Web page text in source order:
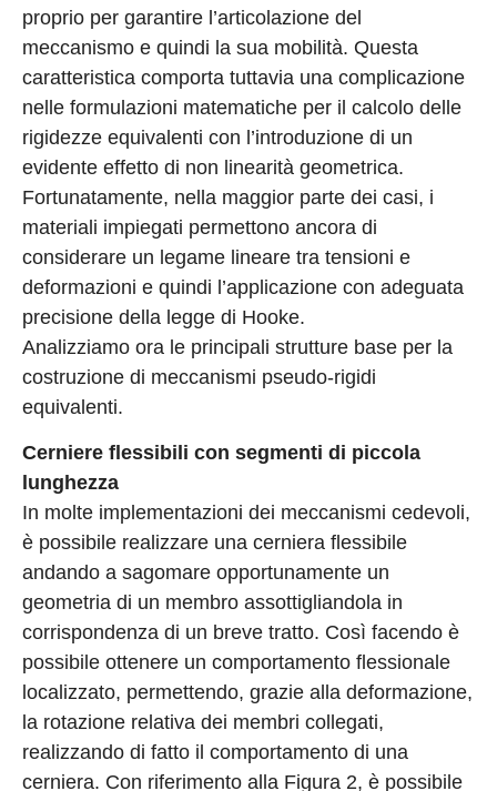
proprio per garantire l’articolazione del
meccanismo e quindi la sua mobilità. Questa
caratteristica comporta tuttavia una complicazione
nelle formulazioni matematiche per il calcolo delle
rigidezze equivalenti con l’introduzione di un
evidente effetto di non linearità geometrica.
Fortunatamente, nella maggior parte dei casi, i
materiali impiegati permettono ancora di
considerare un legame lineare tra tensioni e
deformazioni e quindi l’applicazione con adeguata
precisione della legge di Hooke.
Analizziamo ora le principali strutture base per la
costruzione di meccanismi pseudo-rigidi
equivalenti.
Cerniere flessibili con segmenti di piccola
lunghezza
In molte implementazioni dei meccanismi cedevoli,
è possibile realizzare una cerniera flessibile
andando a sagomare opportunamente un
geometria di un membro assottigliandola in
corrispondenza di un breve tratto. Così facendo è
possibile ottenere un comportamento flessionale
localizzato, permettendo, grazie alla deformazione,
la rotazione relativa dei membri collegati,
realizzando di fatto il comportamento di una
cerniera. Con riferimento alla Figura 2, è possibile